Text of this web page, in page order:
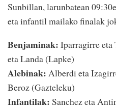
Sunbillan, larunbatean
eta infantil mailako finalak
Benjaminak: Iparragirre eta
eta Landa (Lapke)
Alebinak: Alberdi eta
Beroz (Gazteleku)
Infantilak: Sanchez eta